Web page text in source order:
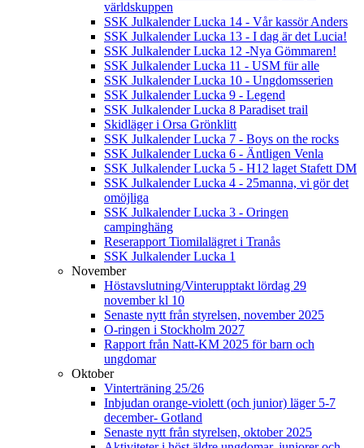
världskuppen
SSK Julkalender Lucka 14 - Vår kassör Anders
SSK Julkalender Lucka 13 - I dag är det Lucia!
SSK Julkalender Lucka 12 -Nya Gömmaren!
SSK Julkalender Lucka 11 - USM für alle
SSK Julkalender Lucka 10 - Ungdomsserien
SSK Julkalender Lucka 9 - Legend
SSK Julkalender Lucka 8 Paradiset trail
Skidläger i Orsa Grönklitt
SSK Julkalender Lucka 7 - Boys on the rocks
SSK Julkalender Lucka 6 - Äntligen Venla
SSK Julkalender Lucka 5 - H12 laget Stafett DM
SSK Julkalender Lucka 4 - 25manna, vi gör det
omöjliga
SSK Julkalender Lucka 3 - Oringen
campinghäng
Reserapport Tiomilalägret i Tranås
SSK Julkalender Lucka 1
November
Höstavslutning/Vinterupptakt lördag 29
november kl 10
Senaste nytt från styrelsen, november 2025
O-ringen i Stockholm 2027
Rapport från Natt-KM 2025 för barn och
ungdomar
Oktober
Vinterträning 25/26
Inbjudan orange-violett (och junior) läger 5-7
december- Gotland
Senaste nytt från styrelsen, oktober 2025